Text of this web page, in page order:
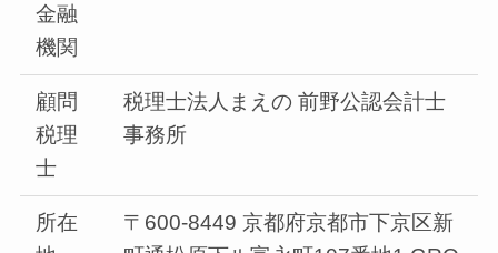
金融
機関
顧問
税理
士
税理士法人まえの 前野公認会計士
事務所
所在
〒600-8449 京都府京都市下京区新